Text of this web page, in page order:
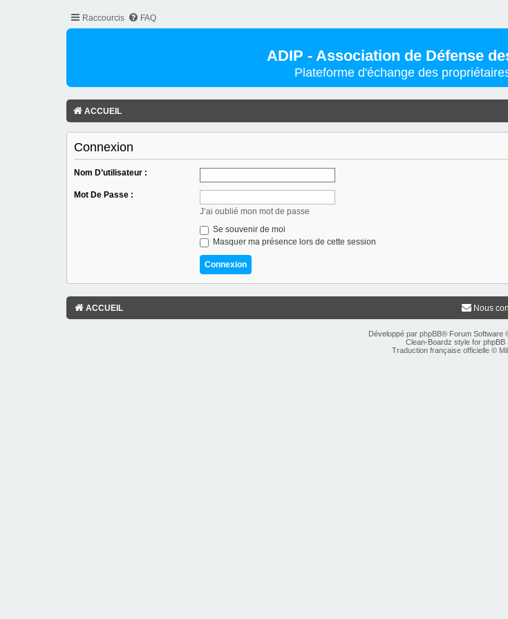
Raccourcis FAQ
ADIP - Association de Défense
Plateforme d'échange des
ACCUEIL
Connexion
Nom D’utilisateur :
Mot De Passe :
J’ai oublié mon mot de passe
Se souvenir de moi
Masquer ma présence lors de cette session
ACCUEIL Nous
Développé par phpBB® Forum Software
Clean-Boardz style for phpBB
Traduction française officielle©